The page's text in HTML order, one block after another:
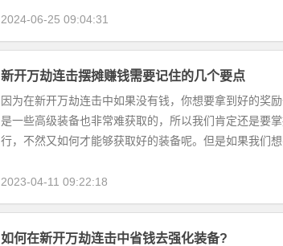
2024-06-25 09:04:31
新开万劫连击摆摊赚钱需要记住的几个要点
因为在新开万劫连击中如果没有钱，你想要拿到好的奖
是一些高级装备也非常难获取的，所以我们肯定还是要
行，不然又如何才能够获取好的装备呢。但是如果我们
2023-04-11 09:22:18
如何在新开万劫连击中省钱去强化装备?